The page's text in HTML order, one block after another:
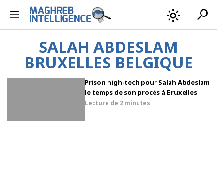
light_mode search
SALAH ABDESLAM
BRUXELLES BELGIQUE
Prison high-tech pour Salah Abdeslam
le temps de son procès à Bruxelles
Lecture de 2 minutes